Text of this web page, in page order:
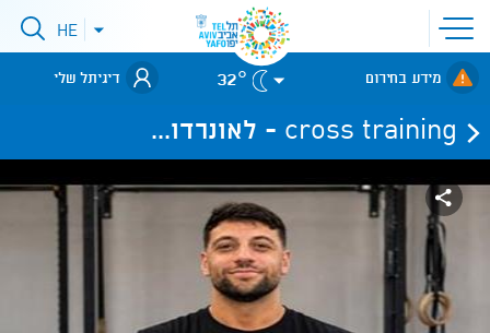
פתיחת
תפריט
אתר
לאתר עיריית
תל-אביב
פתיחתHE
מידע בחירום 32° דיגיתל שלי
cross training - לאונרדו...